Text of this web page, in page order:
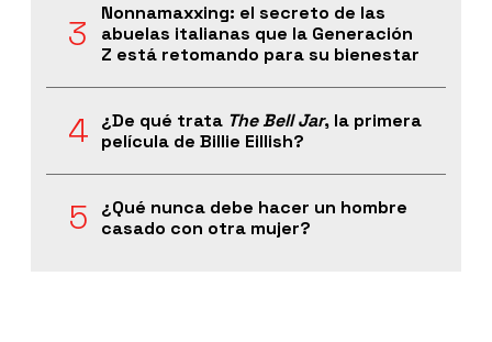
Nonnamaxxing: el secreto de las
abuelas italianas que la Generación
Z está retomando para su bienestar
¿De qué trata The Bell Jar, la primera
película de Billie Eillish?
¿Qué nunca debe hacer un hombre
casado con otra mujer?